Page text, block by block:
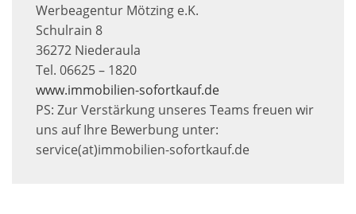
Werbeagentur Mötzing e.K.
Schulrain 8
36272 Niederaula
Tel. 06625 – 1820
www.immobilien-sofortkauf.de
PS: Zur Verstärkung unseres Teams freuen wir
uns auf Ihre Bewerbung unter:
service(at)immobilien-sofortkauf.de